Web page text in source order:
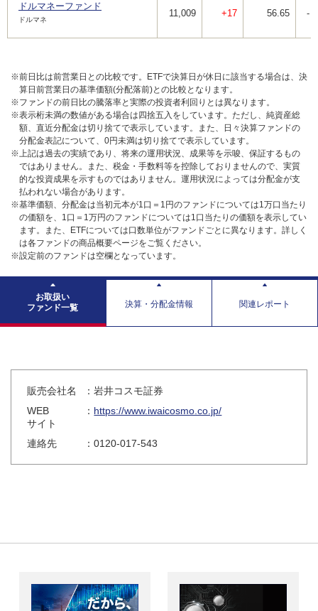
ドルマネーファンド
ドルマネ
11,009 +17 56.65 -
※前日比は前営業日との比較です。ETFで決算日が休日に該当する場合は、決
算日前営業日の基準価額(分配落前)との比較となります。
※ファンドの前日比の騰落率と実際の投資者利回りとは異なります。
※表示桁未満の数値がある場合は四捨五入をしています。ただし、純資産総
額、直近分配金は切り捨てで表示しています。また、日々決算ファンドの
分配金表記について、0円未満は切り捨てで表示しています。
※上記は過去の実績であり、将来の運用状況、成果等を示唆、保証するもの
ではありません。また、税金・手数料等を控除しておりませんので、実質
的な投資成果を示すものではありません。運用状況によっては分配金が支
払われない場合があります。
※基準価額、分配金は当初元本が1口＝1円のファンドについては1万口当たり
の価額を、1口＝1万円のファンドについては1口当たりの価額を表示してい
ます。また、ETFについては口数単位がファンドごとに異なります。詳しく
は各ファンドの商品概要ページをご覧ください。
※設定前のファンドは空欄となっています。
お取扱い
ファンド一覧
決算・分配金情報 関連レポート
販売会社名
：岩井コスモ証券
WEB
サイト
： https://www.iwaicosmo.co.jp/
連絡先 ：0120-017-543